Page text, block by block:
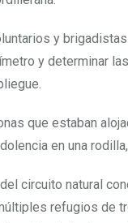
y
y determinar
que estaban
en una
circuito natural
refugios de